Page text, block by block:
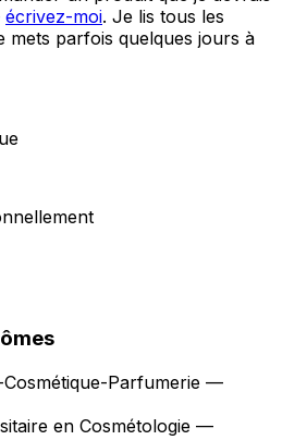
écrivez-moi. Je lis tous les
mets parfois quelques jours à
Cosmétique-Parfumerie —
en Cosmétologie —